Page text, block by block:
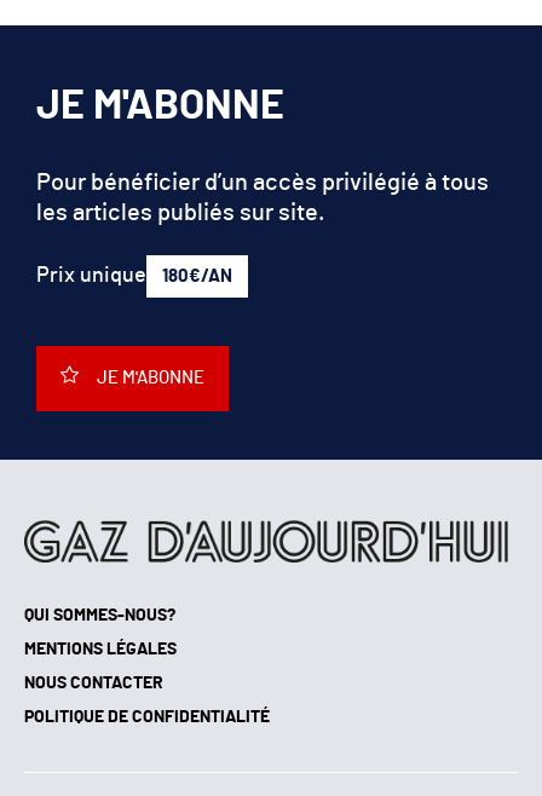
QUI SOMMES-NOUS?
MENTIONS LÉGALES
NOUS CONTACTER
POLITIQUE DE CONFIDENTIALITÉ
JE M'ABONNE
Pour bénéficier d’un accès privilégié à tous
les articles publiés sur site.
Prix unique 180€/AN
JE M'ABONNE